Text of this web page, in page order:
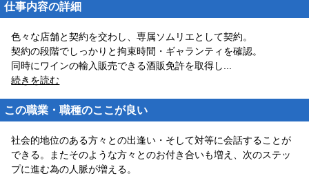
仕事内容の詳細
色々な店舗と契約を交わし、専属ソムリエとして契約。
契約の段階でしっかりと拘束時間・ギャランティを確認。
同時にワインの輸入販売できる酒販免許を取得し
続きを読む
この職業・職種のここが良い
社会的地位のある方々との出逢い・そして対等に会話することが
できる。またそのような方々とのお付き合いも増え、次のステッ
プに進む為の人脈が増える。